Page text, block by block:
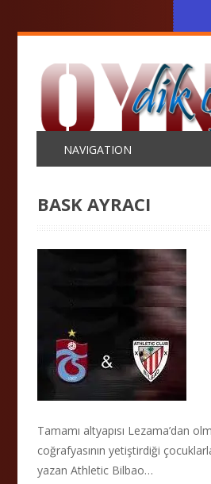
BASK AYRACI
Tamamı altyapısı Lezama’dan
coğrafyasının yetiştirdiği
yazan Athletic Bilbao…